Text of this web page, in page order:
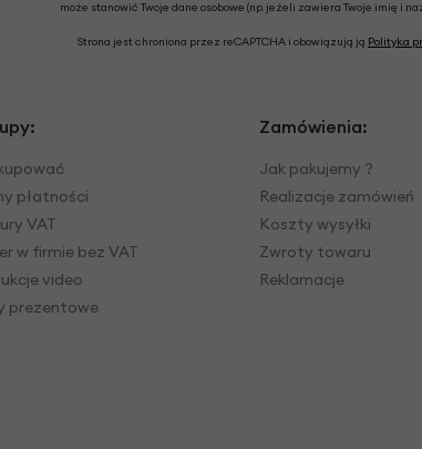
może stanowić Twoje dane osobowe (np. jeżeli zawiera Twoje imię i
Strona jest chroniona przez reCAPTCHA i obowiązują ją Polityka
płatności
VAT
w firmie bez VAT
video
prezentowe
Zamówienia:
Jak pakujemy ?
Realizacje zamówień
Koszty wysyłki
Zwroty towaru
Reklamacje